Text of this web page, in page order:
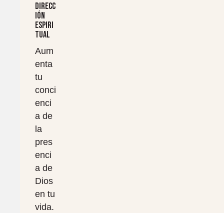
Direcc
ión
espiri
tual
Aum
enta
tu
conci
enci
a de
la
pres
enci
a de
Dios
en tu
vida.